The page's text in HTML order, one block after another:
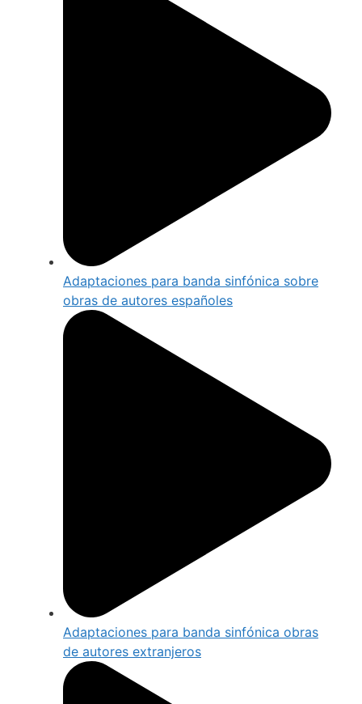
Adaptaciones para banda sinfónica sobre
obras de autores españoles
Adaptaciones para banda sinfónica obras
de autores extranjeros